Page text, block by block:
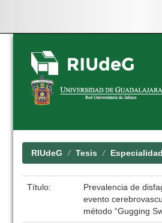
Skip
navigation
RIUdeG Tesis Especialidad
Título:
Prevalencia de
evento
método “Gugging